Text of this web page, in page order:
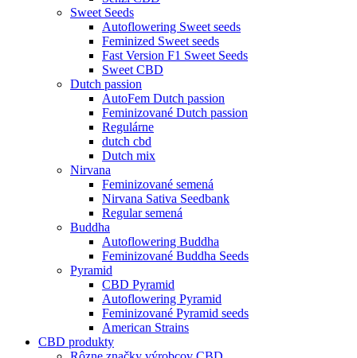
Sweet Seeds
Autoflowering Sweet seeds
Feminized Sweet seeds
Fast Version F1 Sweet Seeds
Sweet CBD
Dutch passion
AutoFem Dutch passion
Feminizované Dutch passion
Regulárne
dutch cbd
Dutch mix
Nirvana
Feminizované semená
Nirvana Sativa Seedbank
Regular semená
Buddha
Autoflowering Buddha
Feminizované Buddha Seeds
Pyramid
CBD Pyramid
Autoflowering Pyramid
Feminizované Pyramid seeds
American Strains
CBD produkty